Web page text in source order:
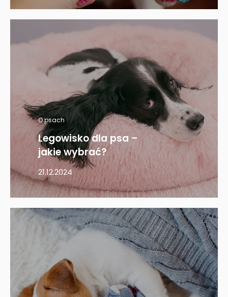
O psach
Legowisko dla psa –
jakie wybrać?
21.12.2024